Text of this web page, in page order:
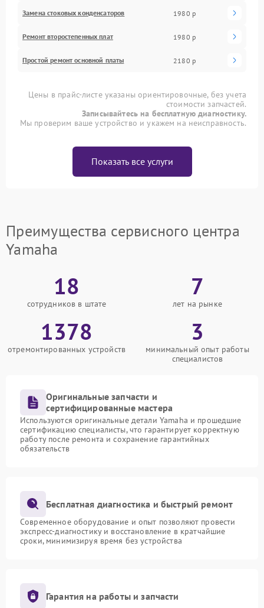
Замена стоковых конденсаторов 1980 р
Ремонт второстепенных плат 1980 р
Простой ремонт основной платы 2180 р
Цены в прайс-листе указаны ориентировочные, без учета
стоимости запчастей.
Записывайтесь на бесплатную диагностику.
Мы проверим ваше устройство и укажем на неисправность.
Показать все услуги
Преимущества сервисного центра
Yamaha
18
сотрудников в штате
7
лет на рынке
1378
отремонтированных устройств
3
минимальный опыт работы
специалистов
Оригинальные запчасти и
сертифицированные мастера
Используются оригинальные детали Yamaha и прошедшие
сертификацию специалисты, что гарантирует корректную
работу после ремонта и сохранение гарантийных
обязательств
Бесплатная диагностика и быстрый ремонт
Современное оборудование и опыт позволяют провести
экспресс-диагностику и восстановление в кратчайшие
сроки, минимизируя время без устройства
Гарантия на работы и запчасти